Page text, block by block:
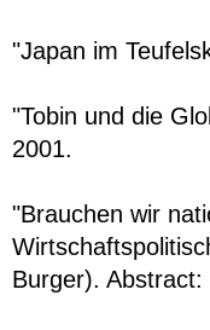
"Japan im
"Tobin und die
2001.
"Brauchen wir
Burger). Abstract: